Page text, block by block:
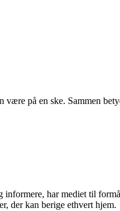
på en ske. Sammen
har mediet til
der kan berige ethvert hjem.